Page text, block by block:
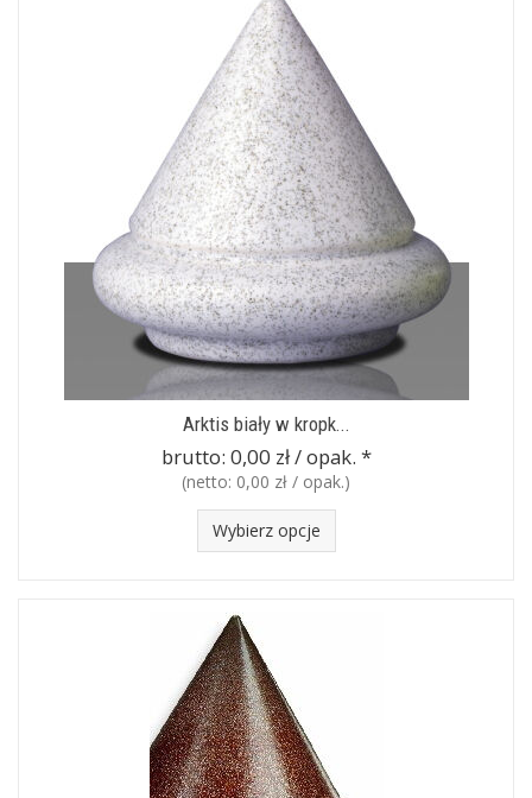
Arktis biały w kropk...
brutto: 0,00 zł / opak. *
(netto: 0,00 zł / opak.)
Wybierz opcje